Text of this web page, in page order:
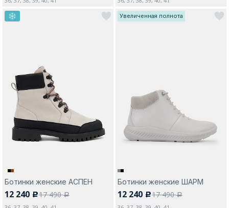
Ботинки женские АСПЕН
12 240 c17 490a
Увеличенная полнота
Ботинки женские ШАРМ
12 240 c17 490a